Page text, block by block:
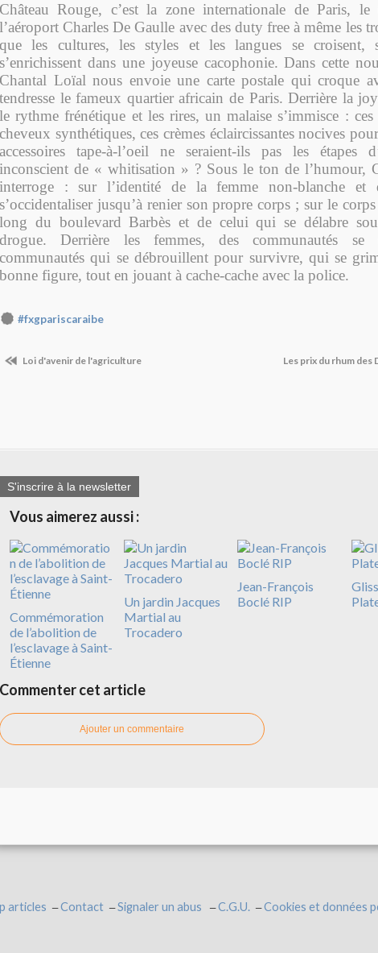
Château Rouge, c’est la zone internationale de Paris,
l’aéroport Charles De Gaulle avec des duty free à même les
que les cultures, les styles et les langues se croisent,
s’enrichissent dans une joyeuse cacophonie. Dans cette
Chantal Loïal nous envoie une carte postale qui croque
tendresse le fameux quartier africain de Paris. Derrière la
le rythme frénétique et les rires, un malaise s’immisce : ces
cheveux synthétiques, ces crèmes éclaircissantes nocives
accessoires tape-à-l’oeil ne seraient-ils pas les étapes
inconscient de « whitisation » ? Sous le ton de l’humour,
interroge : sur l’identité de la femme non-blanche et
s’occidentaliser jusqu’à renier son propre corps ; sur le
long du boulevard Barbès et de celui qui se délabre
drogue. Derrière les femmes, des communautés se
communautés qui se débrouillent pour survivre, qui se
bonne figure, tout en jouant à cache-cache avec la police.
#fxgpariscaraibe
Loi d'avenir de l'agriculture Les prix du rhum des
S'inscrire à la newsletter
Vous aimerez aussi :
Commémoration
de l’abolition de
l’esclavage à Saint-
Étienne
Un jardin Jacques
Martial au
Trocadero
Jean-François
Boclé RIP
Commenter cet article
Ajouter un commentaire
articles Contact Signaler un abus C.G.U. Cookies et données